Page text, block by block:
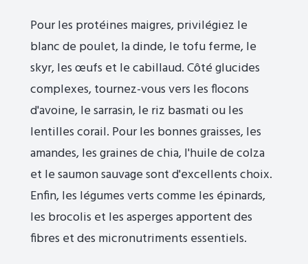
Pour les protéines maigres, privilégiez le
blanc de poulet, la dinde, le tofu ferme, le
skyr, les œufs et le cabillaud. Côté glucides
complexes, tournez-vous vers les flocons
d'avoine, le sarrasin, le riz basmati ou les
lentilles corail. Pour les bonnes graisses, les
amandes, les graines de chia, l'huile de colza
et le saumon sauvage sont d'excellents choix.
Enfin, les légumes verts comme les épinards,
les brocolis et les asperges apportent des
fibres et des micronutriments essentiels.